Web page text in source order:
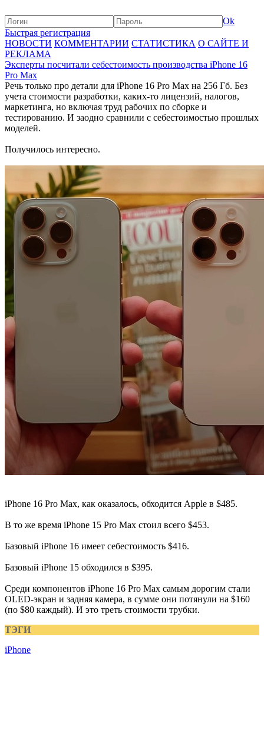
Ok
Быстрая регистрация
НОВОСТИ КОММЕНТАРИИ СТАТИСТИКА О САЙТЕ И
РЕКЛАМА
Эксперты посчитали себестоимость производства iPhone 16
Pro Max
Речь только про детали для iPhone 16 Pro Max на 256 Гб. Без
учета стоимости разработки, каких-то лицензий, налогов,
маркетинга, но включая труд рабочих по сборке и
тестированию. И заодно сравнили с себестоимостью прошлых
моделей.
Получилось интересно.
iPhone 16 Pro Max, как оказалось, обходится Apple в $485.
В то же время iPhone 15 Pro Max стоил всего $453.
Базовый iPhone 16 имеет себестоимость $416.
Базовый iPhone 15 обходился в $395.
Среди компонентов iPhone 16 Pro Max самым дорогим стали
OLED-экран и задняя камера, в сумме они потянули на $160
(по $80 каждый). И это треть стоимости трубки.
ТЭГИ
iPhone